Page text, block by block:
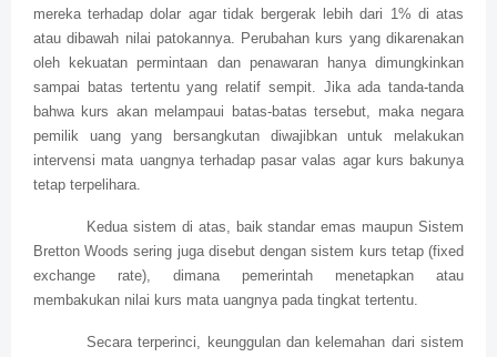
mereka terhadap dolar agar tidak bergerak lebih dari 1% di atas
atau dibawah nilai patokannya. Perubahan kurs yang dikarenakan
oleh kekuatan permintaan dan penawaran hanya dimungkinkan
sampai batas tertentu yang relatif sempit. Jika ada tanda-tanda
bahwa kurs akan melampaui batas-batas tersebut, maka negara
pemilik uang yang bersangkutan diwajibkan untuk melakukan
intervensi mata uangnya terhadap pasar valas agar kurs bakunya
tetap terpelihara.
Kedua sistem di atas, baik standar emas maupun Sistem
Bretton Woods sering juga disebut dengan sistem kurs tetap (fixed
exchange rate), dimana pemerintah menetapkan atau
membakukan nilai kurs mata uangnya pada tingkat tertentu.
Secara terperinci, keunggulan dan kelemahan dari sistem